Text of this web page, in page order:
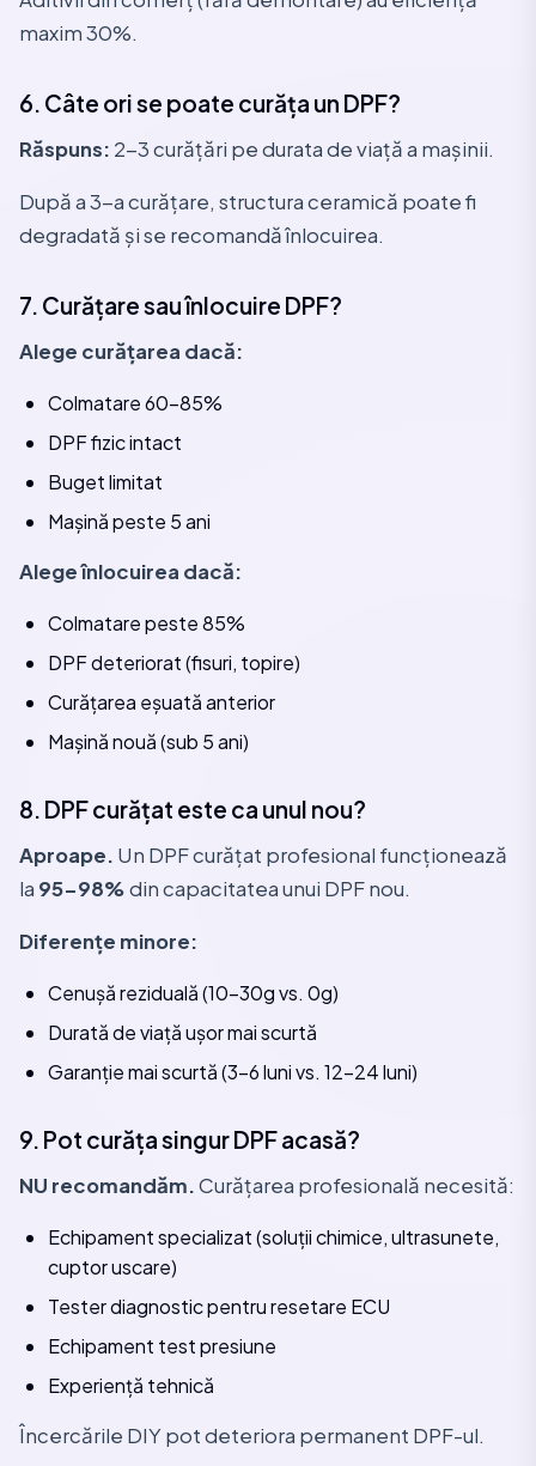
maxim 30%.
6. Câte ori se poate curăța un DPF?
Răspuns: 2-3 curățări pe durata de viață a mașinii.
După a 3-a curățare, structura ceramică poate fi
degradată și se recomandă înlocuirea.
7. Curățare sau înlocuire DPF?
Alege curățarea dacă:
Colmatare 60-85%
DPF fizic intact
Buget limitat
Mașină peste 5 ani
Alege înlocuirea dacă:
Colmatare peste 85%
DPF deteriorat (fisuri, topire)
Curățarea eșuată anterior
Mașină nouă (sub 5 ani)
8. DPF curățat este ca unul nou?
Aproape. Un DPF curățat profesional funcționează
la 95-98%din capacitatea unui DPF nou.
Diferențe minore:
Cenușă reziduală (10-30g vs. 0g)
Durată de viață ușor mai scurtă
Garanție mai scurtă (3-6 luni vs. 12-24 luni)
9. Pot curăța singur DPF acasă?
NU recomandăm.Curățarea profesională necesită:
Echipament specializat (soluții chimice, ultrasunete,
cuptor uscare)
Tester diagnostic pentru resetare ECU
Echipament test presiune
Experiență tehnică
Încercările DIY pot deteriora permanent DPF-ul.